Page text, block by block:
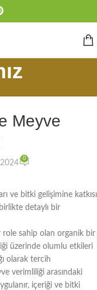
Meyve
0
ve bitki gelişimine katkısı
detaylı bir
role sahip olan organik bir
üzerinde olumlu etkileri
olarak tercih
verimliliği arasındaki
içeriği ve bitki